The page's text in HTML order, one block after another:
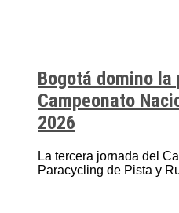
Bogotá domino la
Campeonato
2026
La tercera jornada del
Paracycling de Pista y